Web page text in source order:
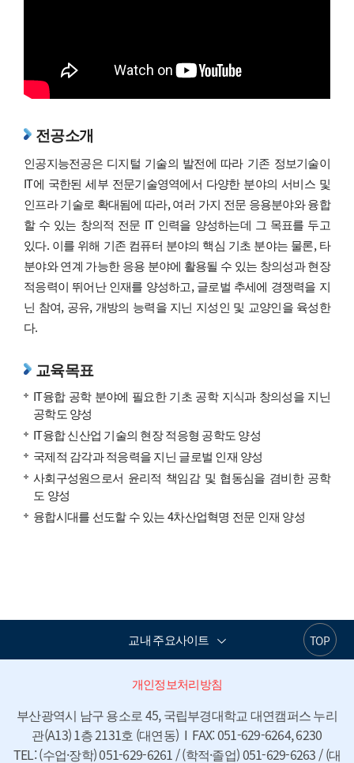
전공소개
인공지능전공은 디지털 기술의 발전에 따라 기존 정보기술이
IT에 국한된 세부 전문기술영역에서 다양한 분야의 서비스 및
인프라 기술로 확대됨에 따라, 여러 가지 전문 응용분야와 융합
할 수 있는 창의적 전문 IT 인력을 양성하는데 그 목표를 두고
있다. 이를 위해 기존 컴퓨터 분야의 핵심 기초 분야는 물론, 타
분야와 연계 가능한 응용 분야에 활용될 수 있는 창의성과 현장
적응력이 뛰어난 인재를 양성하고, 글로벌 추세에 경쟁력을 지
닌 참여, 공유, 개방의 능력을 지닌 지성인 및 교양인을 육성한
다.
교육목표
IT융합 공학 분야에 필요한 기초 공학 지식과 창의성을 지닌
공학도 양성
IT융합 신산업 기술의 현장 적응형 공학도 양성
국제적 감각과 적응력을 지닌 글로벌 인재 양성
사회구성원으로서 윤리적 책임감 및 협동심을 겸비한 공학
도 양성
융합시대를 선도할 수 있는 4차산업혁명 전문 인재 양성
TOP
교내 주요사이트
개인정보처리방침
부산광역시 남구 용소로 45, 국립부경대학교 대연캠퍼스 누리
관(A13) 1층 2131호 (대연동)  I  FAX: 051-629-6264, 6230
TEL: (수업·장학) 051-629-6261 / (학적·졸업) 051-629-6263 / (대